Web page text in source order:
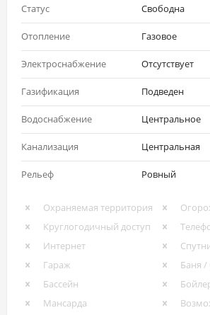
Статус Свободна
Отопление Газовое
Электроснабжение Отсутствует
Газификация Подведен
Водоснабжение Центральное
Канализация Центральная
Рельеф Ровный
Охраняемая территория
Круглогодичный доступ
Интернет
Гараж
Баня /
Бассейн
Мансарда